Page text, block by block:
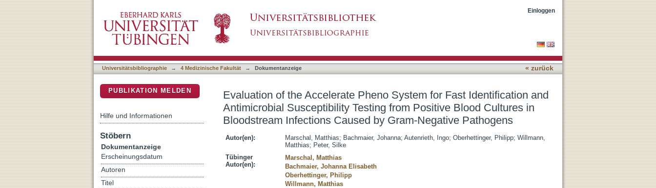
Evaluation of the Accelerate Pheno System for Fast Identification and Antimicrobial Susceptibility
Testing from Positive Blood Cultures in Bloodstream Infections Caused by Gram-Negative
Pathogens
Einloggen
Universitätsbibliographie → 4 Medizinische Fakultät → Dokumentanzeige « zurück
Evaluation of the Accelerate Pheno System for Fast Identification and
Antimicrobial Susceptibility Testing from Positive Blood Cultures in
Bloodstream Infections Caused by Gram-Negative Pathogens
Autor(en): Marschal, Matthias; Bachmaier, Johanna; Autenrieth, Ingo; Oberhettinger, Philipp; Willmann,
Matthias; Peter, Silke
Tübinger
Autor(en):
Marschal, Matthias
Bachmaier, Johanna Elisabeth
Oberhettinger, Philipp
Willmann, Matthias
PUBLIKATION MELDEN
Hilfe und Informationen
Stöbern
Dokumentanzeige
Erscheinungsdatum
Autoren
Titel